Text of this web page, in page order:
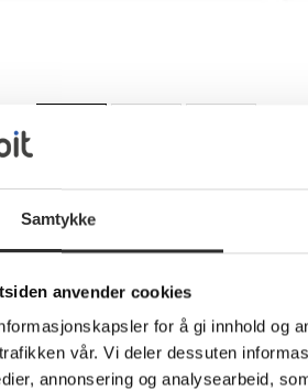
Samtykke
anvender cookies
for å gi innhold og
vår. Vi deler dessuten
annonsering og analysearbeid,
- 32-core - 64 tråder -